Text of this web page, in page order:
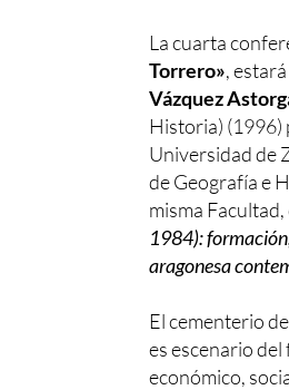
La cuarta
Torrero»,
Vázquez
Historia) (1996)
Universidad de
de Geografía e
misma
1984):
aragonesa
El cementerio
es escenario
económico,